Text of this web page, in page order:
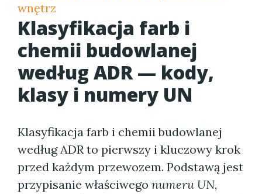
wnętrz
Klasyfikacja farb i
chemii budowlanej
według ADR — kody,
klasy i numery UN
Klasyfikacja farb i chemii budowlanej
według ADR to pierwszy i kluczowy krok
przed każdym przewozem. Podstawą jest
przypisanie właściwego numeru UN,